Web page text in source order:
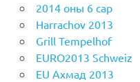
2014 оны 6 сар
Harrachov 2013
Grill Tempelhof
EURO2013 Schweiz
EU Ахмад 2013